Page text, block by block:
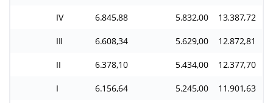
IV 6.845,88 5.832,00 13.387,72
III 6.608,34 5.629,00 12.872,81
II 6.378,10 5.434,00 12.377,70
I 6.156,64 5.245,00 11.901,63